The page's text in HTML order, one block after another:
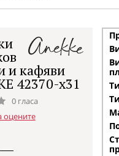
и кафяви
42370-x31
0 гласа
оцените